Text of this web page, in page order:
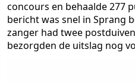
concours en behaalde 277
bericht was snel in Sprang
zanger had twee
bezorgden de uitslag nog